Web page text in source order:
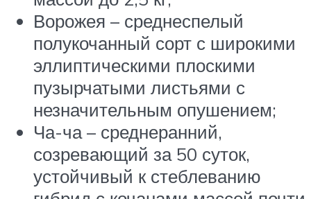
Ворожея – среднеспелый
полукочанный сорт с широкими
эллиптическими плоскими
пузырчатыми листьями с
незначительным опушением;
Ча-ча – среднеранний,
созревающий за 50 суток,
устойчивый к стеблеванию